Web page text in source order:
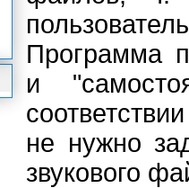
Программа
и
не нужно
звукового